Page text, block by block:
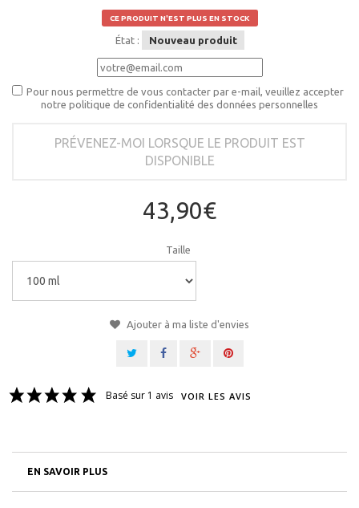
CE PRODUIT N'EST PLUS EN STOCK
État : Nouveau produit
Pour nous permettre de vous contacter par e-mail, veuillez accepter
notre politique de confidentialité des données personnelles
PRÉVENEZ-MOI LORSQUE LE PRODUIT EST
DISPONIBLE
43,90€
Taille
Ajouter à ma liste d'envies
Basé sur 1 avis VOIR LES AVIS
EN SAVOIR PLUS